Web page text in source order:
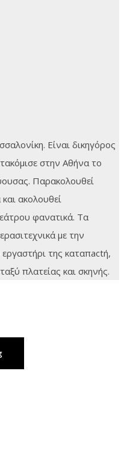
Είναι δικηγόρος
στην Αθήνα το
Παρακολουθεί
ακολουθεί
φανατικά. Τα
με την
της καταπactή,
πλατείας και σκηνής.